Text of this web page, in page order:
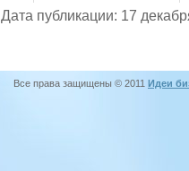
Дата публикации: 17
Все права защищены © 2011 Идеи